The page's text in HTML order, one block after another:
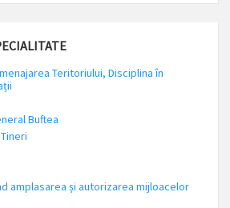
Teritoriului, Disciplina în
Buftea
amplasarea și autorizarea mijloacelor